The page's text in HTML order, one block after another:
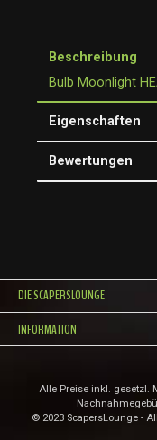
Beschreibung
Bulb Moonlight
Eigenschaften
Bewertungen
DIE SCAPERSLOUNGE
INFORMATION
Alle Preise inkl. gesetzl.
© 2023 ScapersLounge -